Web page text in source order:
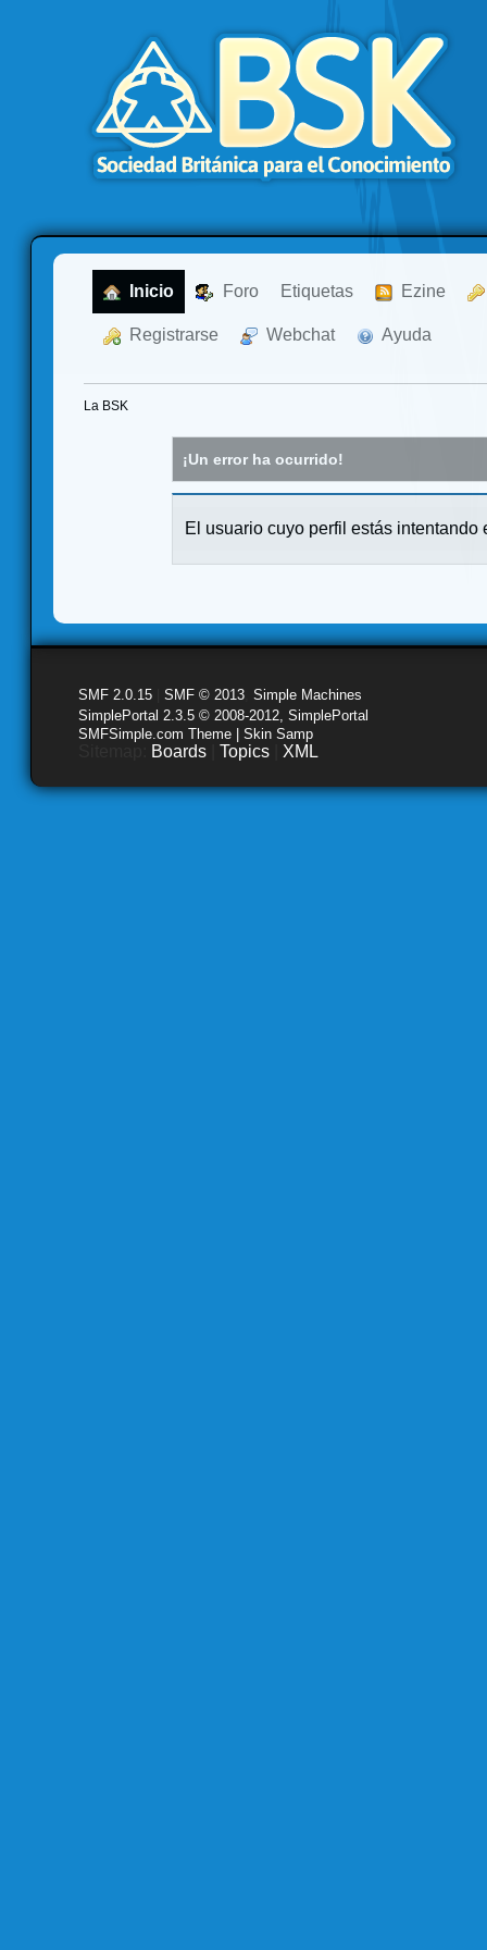
Inicio Foro Etiquetas Ezine
Registrarse Webchat Ayuda
La BSK
¡Un error ha ocurrido!
El usuario cuyo perfil estás intentando
SMF 2.0.15 SMF © 2013 Simple Machines
SimplePortal 2.3.5 © 2008-2012, SimplePortal
SMFSimple.com Theme | Skin Samp
Boards Topics XML